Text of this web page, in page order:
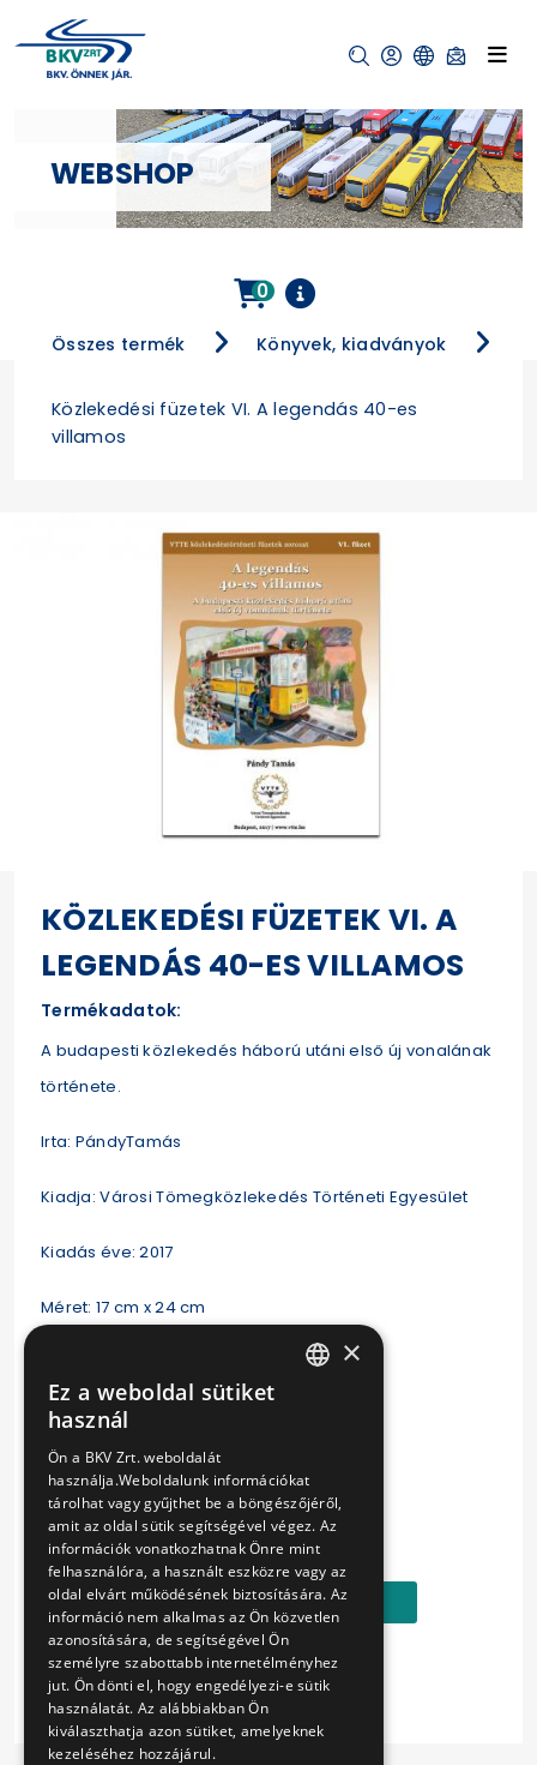
WEBSHOP
Összes termék Könyvek, kiadványok
Közlekedési füzetek VI. A legendás 40-es
villamos
0
KÖZLEKEDÉSI FÜZETEK VI. A
LEGENDÁS 40-ES VILLAMOS
Termékadatok:
A budapesti közlekedés háború utáni első új vonalának
története.
Irta: PándyTamás
Kiadja: Városi Tömegközlekedés Történeti Egyesület
Kiadás éve: 2017
Méret: 17 cm x 24 cm
Oldalszám: 64 oldal
Puha fedeles
Ár:
3000 Ft
Kosárba
×
Ez a weboldal sütiket
használ
Ön a BKV Zrt. weboldalát
használja.Weboldalunk információkat
tárolhat vagy gyűjthet be a böngészőjéről,
amit az oldal sütik segítségével végez. Az
információk vonatkozhatnak Önre mint
felhasználóra, a használt eszközre vagy az
oldal elvárt működésének biztosítására. Az
információ nem alkalmas az Ön közvetlen
azonosítására, de segítségével Ön
személyre szabottabb internetélményhez
jut. Ön dönti el, hogy engedélyezi-e sütik
használatát. Az alábbiakban Ön
kiválaszthatja azon sütiket, amelyeknek
kezeléséhez hozzájárul.